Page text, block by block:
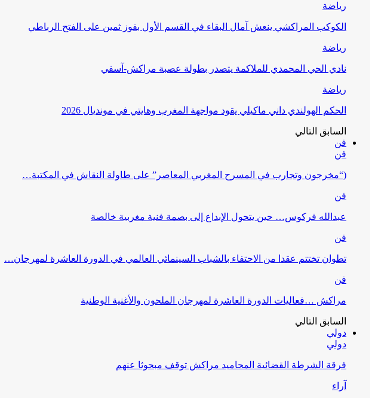
رياضة
الكوكب المراكشي ينعش آمال البقاء في القسم الأول بفوز ثمين على الفتح الرباطي
رياضة
نادي الحي المحمدي للملاكمة يتصدر بطولة عصبة مراكش-آسفي
رياضة
الحكم الهولندي داني ماكيلي يقود مواجهة المغرب وهايتي في مونديال 2026
السابق التالي
فن
فن
(“مخرجون وتجارب في المسرح المغربي المعاصر” على طاولة النقاش في المكتبة…
فن
عبدالله فركوس… حين يتحول الإبداع إلى بصمة فنية مغربية خالصة
فن
تطوان تختتم عقدا من الاحتفاء بالشباب السينمائي العالمي في الدورة العاشرة لمهرجان…
فن
مراكش …فعاليات الدورة العاشرة لمهرجان الملحون والأغنية الوطنية
السابق التالي
دولي
دولي
فرقة الشرطة القضائية المحاميد مراكش توقف مبحوثا عنهم
آراء